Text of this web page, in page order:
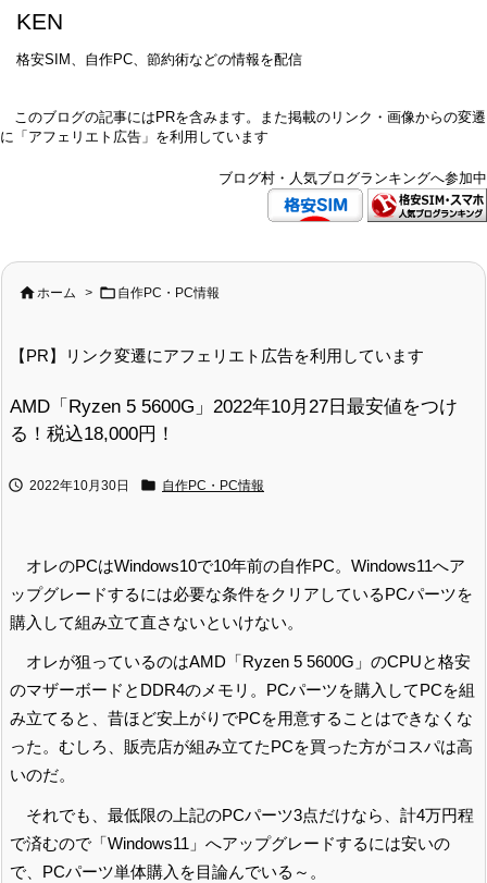
KEN
格安SIM、自作PC、節約術などの情報を配信
このブログの記事にはPRを含みます。また掲載のリンク・画像からの変遷
に「アフェリエト広告」を利用しています
ブログ村・人気ブログランキングへ参加中
 ホーム >  自作PC・PC情報
【PR】リンク変遷にアフェリエト広告を利用しています
AMD「Ryzen 5 5600G」2022年10月27日最安値をつけ
る！税込18,000円！
 2022年10月30日  自作PC・PC情報
オレのPCはWindows10で10年前の自作PC。Windows11へア
ップグレードするには必要な条件をクリアしているPCパーツを
購入して組み立て直さないといけない。
オレが狙っているのはAMD「Ryzen 5 5600G」のCPUと格安
のマザーボードとDDR4のメモリ。PCパーツを購入してPCを組
み立てると、昔ほど安上がりでPCを用意することはできなくな
った。むしろ、販売店が組み立てたPCを買った方がコスパは高
いのだ。
それでも、最低限の上記のPCパーツ3点だけなら、計4万円程
で済むので「Windows11」へアップグレードするには安いの
で、PCパーツ単体購入を目論んでいる～。